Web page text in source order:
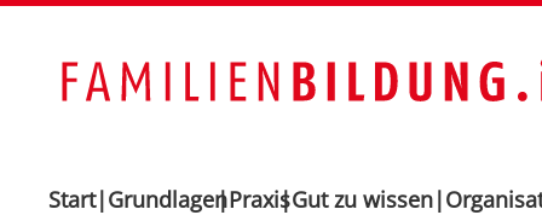
Start GrundlagenPraxisGut zu wissen